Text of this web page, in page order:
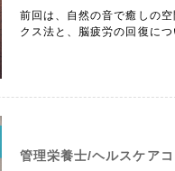
前回は、自然の音で癒しの
クス法と、脳疲労の回復に
管理栄養士/ヘルスケア